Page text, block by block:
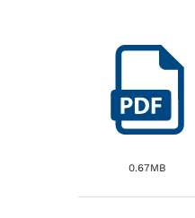
0.67MB